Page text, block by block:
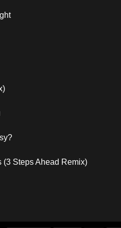
(3 Steps Ahead Remix)